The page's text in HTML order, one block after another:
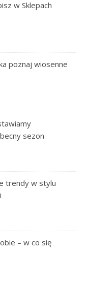
w Sklepach
poznaj wiosenne
sezon
trendy w stylu
– w co się